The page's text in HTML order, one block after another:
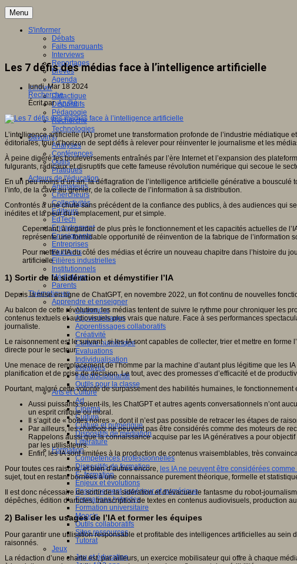
Menu
S'informer
Débats
Faits marquants
Interviews
Reportages
Brèves
Agenda
Innover
Didactique
Dispositifs
Pédagogie
Recherche
Technologies
Savoir(s)
Analyses
Conférences
Outils
Pratiques
Acteurs de l'éducation
Animateurs
Chercheurs
Collectivités
Editeurs
EdTech
Encadrement
Enseignants
Entreprises
Etudiants
Filières industrielles
Institutionnels
Médiateurs
Parents
Thématiques
Apprendre et enseigner
Apprendre
Apprentissages
Apprentissages collaboratifs
Créativité
Culture numérique
Evaluations
Individualisation
Initiatives
Interdisciplinarité
Outils pour la classe
Arts et Culture
Art
Cinéma
Culture
Culture et numérique
Dispositifs de médiation
Littérature
Formation
Compétences professionnelles
Dispositifs de formation
E- formation
Enjeux et évolutions
Enseignement supérieur et numérique
Formations hybrides
Formation universitaire
Mooc’s
Outils collaboratifs
Sites ressources
Tutorat
Jeux
Jeu et éducation
Les 7 défis des médias face à l’intelligence artificielle
lundi, Mar 18 2024
Recherche
Écrit parAn@é
L’intelligence artificielle (IA) promet une transformation profonde de l’industrie
éditoriales, tour d’horizon de sept défis à relever pour réinventer le journalisme et les
À peine digéré les bouleversements entraînés par l’ère Internet et l’expansion des
fulgurants, radicaux et disruptifs que cette fameuse révolution numérique qui secoue le
En un peu moins d’un an, la déflagration de l’intelligence artificielle générative a
l’info, de la cave au grenier, de la collecte de l’information à sa distribution.
Confrontés à une chute sans précédent de la confiance des publics, à des audiences qui
inédites et la peur du remplacement, pur et simple.
Cependant, à regarder de plus près le fonctionnement et les capacités actuelles de
représente une formidable opportunité de réinvention de la fabrique de l’information
Pour mettre l’IA du côté des médias et écrire un nouveau chapitre dans l’histoire du
artificielle.
1) Sortir de la sidération et démystifier l’IA
Depuis la mise en ligne de ChatGPT, en novembre 2022, un flot continu de nouvelles
Au balcon de cette révolution, les médias tentent de suivre le rythme pour chroniquer les
contenus textuels et audiovisuels plus vrais que nature. Face à ses performances
journaliste.
Le raisonnement est le suivant : si les IA sont capables de collecter, trier et mettre en
directe pour le secteur.
Une menace de remplacement de l’homme par la machine d’autant plus légitime que
planification et de prise de décision. Le tout, avec des promesses d’efficacité et de
Pourtant, malgré cette volonté de surpassement des habilités humaines, le fonctionnement
Aussi puissants soient-ils, les ChatGPT et autres agents conversationnels n’ont
un esprit critique ou moral.
Il s’agit de « boîtes noires », dont il n’est pas possible de retracer les étapes de
Par ailleurs, leschatbotsne peuvent pas être considérés comme des moteurs de
Rappelons aussi que la connaissance acquise par les IA génératives a pour
par les utilisateurs.
Enfin, les IA sont limitées à la production de contenus vraisemblables, très
Pour toutes ces raisons, et bien d’autres encore, les IA ne peuvent être considérées
sujet, tout en restant bornées à une connaissance purement théorique, formelle et
Il est donc nécessaire de sortir de la sidération et d’évacuer le fantasme du robot-
dépêches, édition d’articles, transcription de textes en contenus audiovisuels, production
2) Baliser les usages de l’IA et former les équipes
Pour garantir une utilisation responsable et profitable des intelligences artificielles au sein
raisonnés.
La rédaction d’une charte est, par ailleurs, un exercice mobilisateur qui offre à chaque